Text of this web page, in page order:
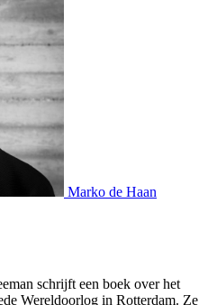
Marko de Haan
schrijft een boek over het
Wereldoorlog in Rotterdam. Ze